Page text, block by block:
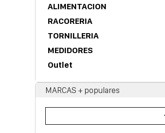
ALIMENTACION
RACORERIA
TORNILLERIA
MEDIDORES
Outlet
MARCAS + populares